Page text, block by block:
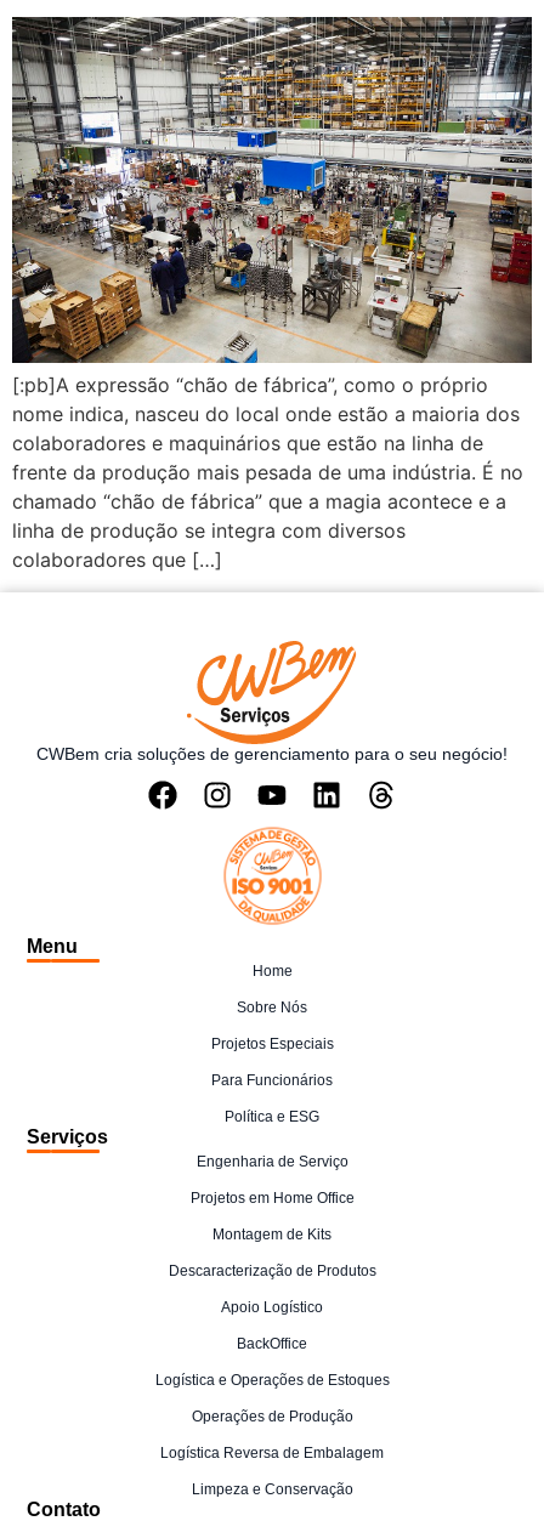
[:pb]A expressão “chão de fábrica”, como o próprio
nome indica, nasceu do local onde estão a maioria dos
colaboradores e maquinários que estão na linha de
frente da produção mais pesada de uma indústria. É no
chamado “chão de fábrica” que a magia acontece e a
linha de produção se integra com diversos
colaboradores que […]
CWBem cria soluções de gerenciamento para o seu negócio!
Menu
Home
Sobre Nós
Projetos Especiais
Para Funcionários
Política e ESG
Serviços
Engenharia de Serviço
Projetos em Home Office
Montagem de Kits
Descaracterização de Produtos
Apoio Logístico
BackOffice
Logística e Operações de Estoques
Operações de Produção
Logística Reversa de Embalagem
Limpeza e Conservação
Contato